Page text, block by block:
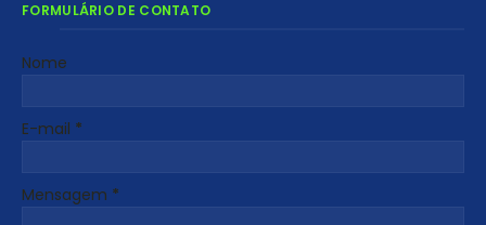
FORMULÁRIO DE CONTATO
Nome
E-mail *
Mensagem *